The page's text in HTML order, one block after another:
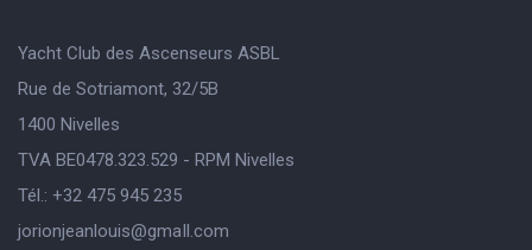
Yacht Club des Ascenseurs ASBL
Rue de Sotriamont, 32/5B
1400 Nivelles
TVA BE0478.323.529 - RPM Nivelles
Tél.: +32 475 945 235
jorionjeanlouis@gmaIl.com